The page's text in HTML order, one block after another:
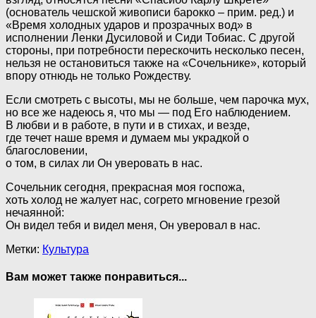
(основатель чешской живописи барокко – прим. ред.) и
«Время холодных ударов и прозрачных вод» в
исполнении Ленки Дусиловой и Сиди Тобиас. С другой
стороны, при потребности перескочить несколько песен,
нельзя не остановиться также на «Сочельнике», который
впору отнюдь не только Рождеству.
Если смотреть с высоты, мы не больше, чем парочка мух,
но все же надеюсь я, что мы — под Его наблюдением.
В любви и в работе, в пути и в стихах, и везде,
где течет наше время и думаем мы украдкой о
благословении,
о том, в силах ли Он уверовать в нас.
Сочельник сегодня, прекрасная моя госпожа,
хоть холод не жалует нас, согрето мгновение грезой
нечаянной:
Он видел тебя и видел меня, Он уверовал в нас.
Метки: Культура
Вам может также понравиться...